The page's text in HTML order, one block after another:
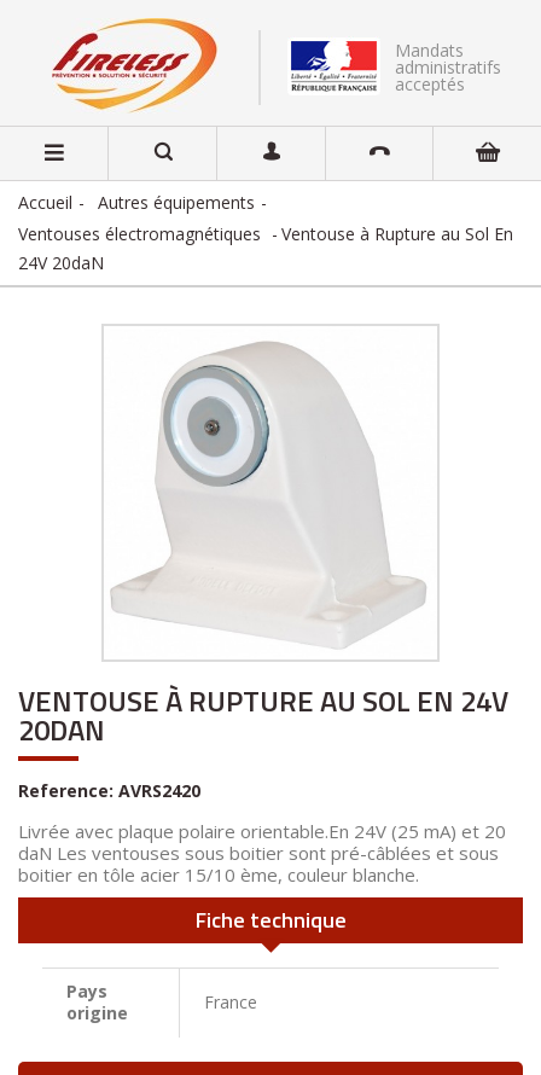
Mandats
administratifs
acceptés
Accueil
Autres équipements
Ventouses électromagnétiques
Ventouse à Rupture au Sol En
24V 20daN
VENTOUSE À RUPTURE AU SOL EN 24V
20DAN
Reference: AVRS2420
Livrée avec plaque polaire orientable.En 24V (25 mA) et 20
daN Les ventouses sous boitier sont pré-câblées et sous
boitier en tôle acier 15/10 ème, couleur blanche.
Fiche technique
Pays
origine
France